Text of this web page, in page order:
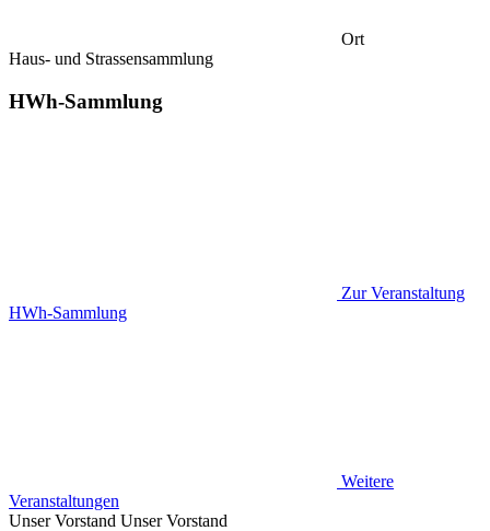
Ort
Haus- und Strassensammlung
HWh-Sammlung
Zur Veranstaltung
HWh-Sammlung
Weitere
Veranstaltungen
Unser Vorstand Unser Vorstand